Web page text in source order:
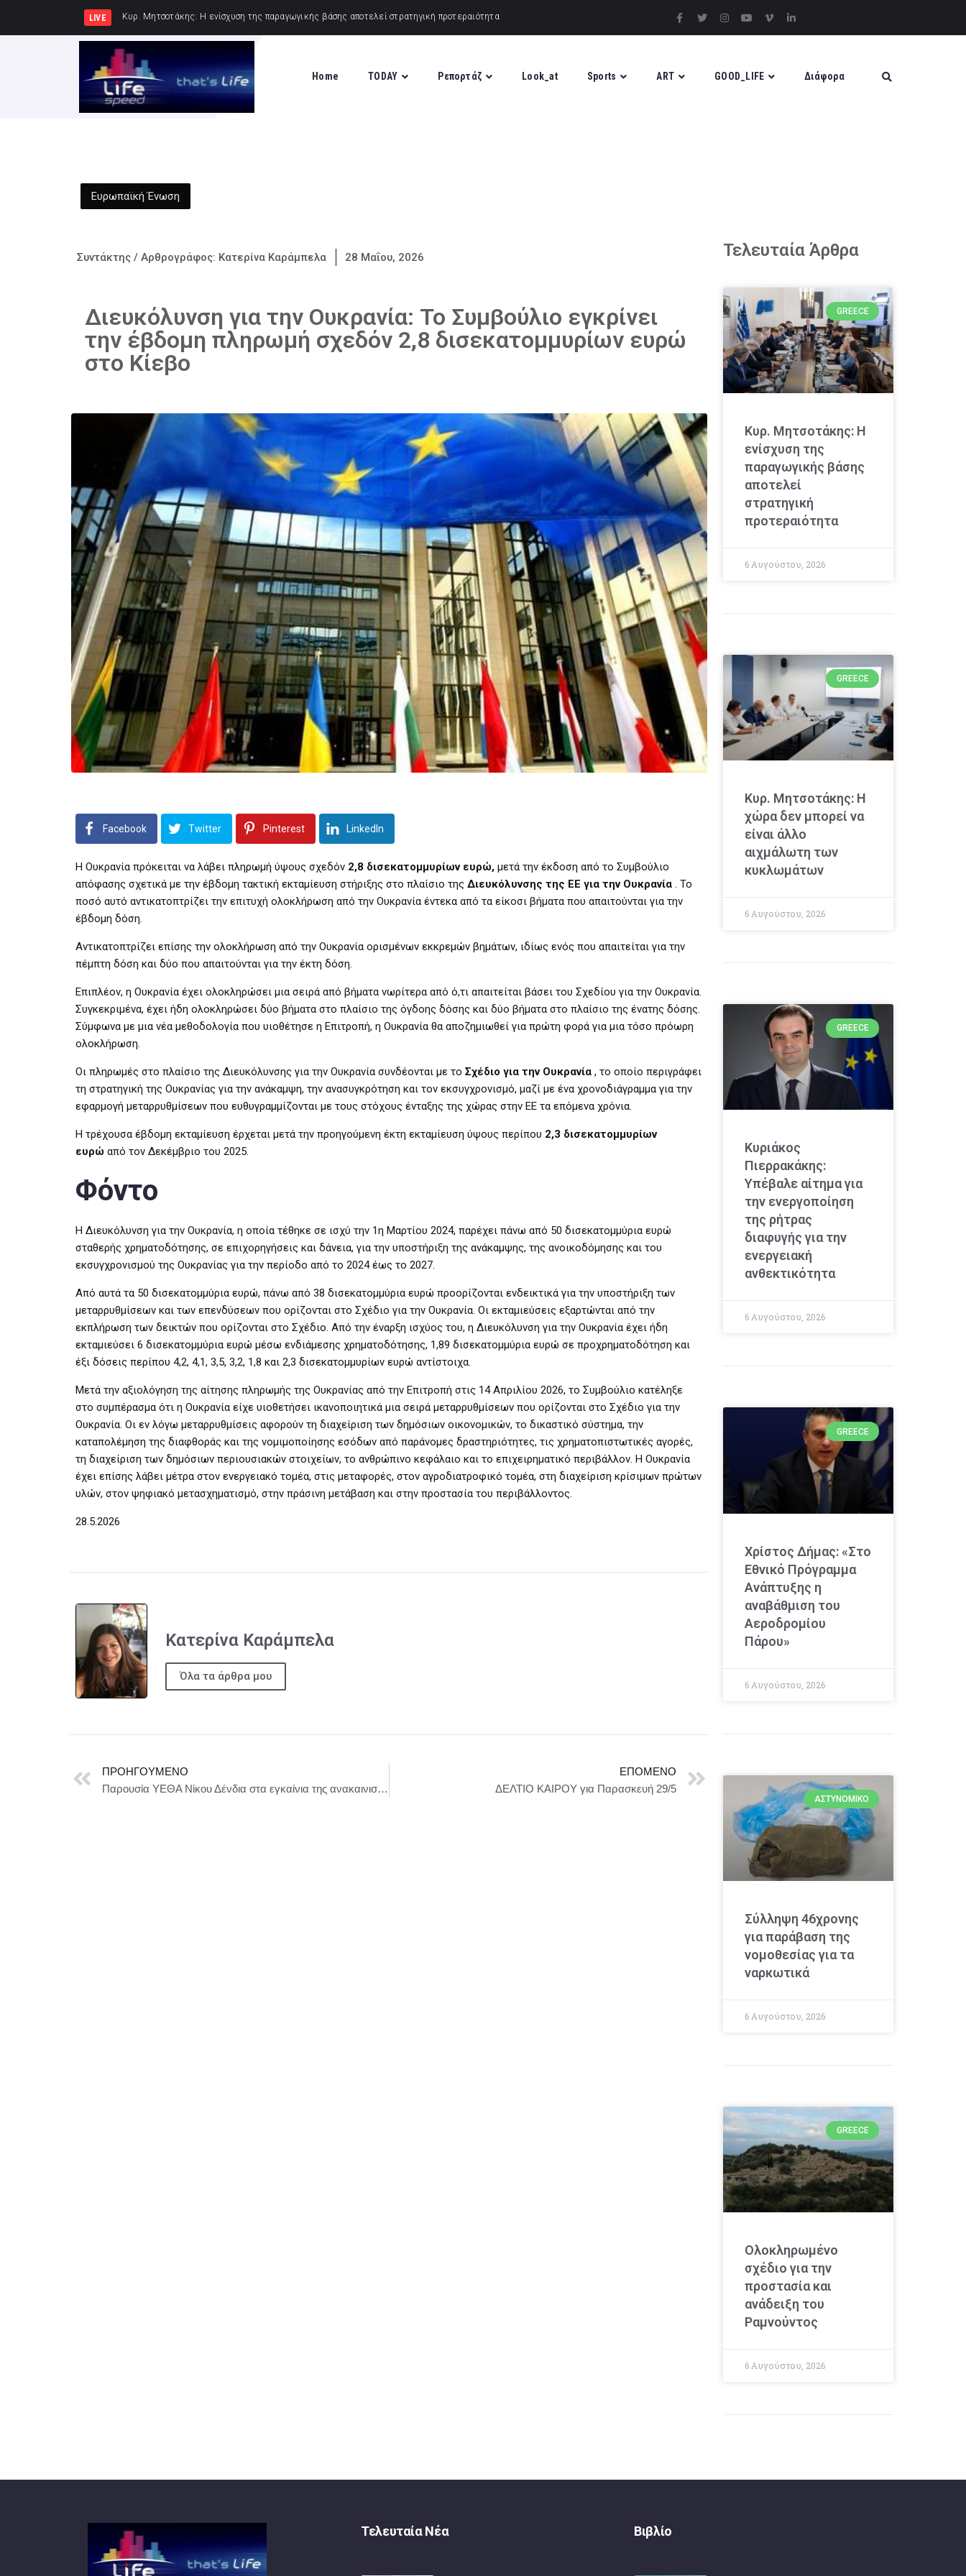
LIVE Κυρ. Μητσοτάκης: Η χώ
Home TODAY Ρεπορτάζ Look_at Sports ART GOOD_LIFE Διάφορα
Ευρωπαϊκή Ένωση
Συντάκτης / Αρθρογράφος: Κατερίνα Καράμπελα 28 Μαΐου, 2026
Διευκόλυνση για την Ουκρανία: Το Συμβούλιο εγκρίνει
την έβδομη πληρωμή σχεδόν 2,8 δισεκατομμυρίων ευρώ
στο Κίεβο
Facebook Twitter Pinterest LinkedIn
Η Ουκρανία πρόκειται να λάβει πληρωμή ύψους σχεδόν 2,8 δισεκατομμυρίων ευρώ, μετά την έκδοση από το Συμβούλιο
απόφασης σχετικά με την έβδομη τακτική εκταμίευση στήριξης στο πλαίσιο της Διευκόλυνσης της ΕΕ για την Ουκρανία . Το
ποσό αυτό αντικατοπτρίζει την επιτυχή ολοκλήρωση από την Ουκρανία έντεκα από τα είκοσι βήματα που απαιτούνται για την
έβδομη δόση.
Αντικατοπτρίζει επίσης την ολοκλήρωση από την Ουκρανία ορισμένων εκκρεμών βημάτων, ιδίως ενός που απαιτείται για την
πέμπτη δόση και δύο που απαιτούνται για την έκτη δόση.
Επιπλέον, η Ουκρανία έχει ολοκληρώσει μια σειρά από βήματα νωρίτερα από ό,τι απαιτείται βάσει του Σχεδίου για την Ουκρανία.
Συγκεκριμένα, έχει ήδη ολοκληρώσει δύο βήματα στο πλαίσιο της όγδοης δόσης και δύο βήματα στο πλαίσιο της ένατης δόσης.
Σύμφωνα με μια νέα μεθοδολογία που υιοθέτησε η Επιτροπή, η Ουκρανία θα αποζημιωθεί για πρώτη φορά για μια τόσο πρόωρη
ολοκλήρωση.
Οι πληρωμές στο πλαίσιο της Διευκόλυνσης για την Ουκρανία συνδέονται με το Σχέδιο για την Ουκρανία , το οποίο περιγράφει
τη στρατηγική της Ουκρανίας για την ανάκαμψη, την ανασυγκρότηση και τον εκσυγχρονισμό, μαζί με ένα χρονοδιάγραμμα για την
εφαρμογή μεταρρυθμίσεων που ευθυγραμμίζονται με τους στόχους ένταξης της χώρας στην ΕΕ τα επόμενα χρόνια.
Η τρέχουσα έβδομη εκταμίευση έρχεται μετά την προηγούμενη έκτη εκταμίευση ύψους περίπου 2,3 δισεκατομμυρίων
ευρώ από τον Δεκέμβριο του 2025.
Φόντο
Η Διευκόλυνση για την Ουκρανία, η οποία τέθηκε σε ισχύ την 1η Μαρτίου 2024, παρέχει πάνω από 50 δισεκατομμύρια ευρώ
σταθερής χρηματοδότησης, σε επιχορηγήσεις και δάνεια, για την υποστήριξη της ανάκαμψης, της ανοικοδόμησης και του
εκσυγχρονισμού της Ουκρανίας για την περίοδο από το 2024 έως το 2027.
Από αυτά τα 50 δισεκατομμύρια ευρώ, πάνω από 38 δισεκατομμύρια ευρώ προορίζονται ενδεικτικά για την υποστήριξη των
μεταρρυθμίσεων και των επενδύσεων που ορίζονται στο Σχέδιο για την Ουκρανία. Οι εκταμιεύσεις εξαρτώνται από την
εκπλήρωση των δεικτών που ορίζονται στο Σχέδιο. Από την έναρξη ισχύος του, η Διευκόλυνση για την Ουκρανία έχει ήδη
εκταμιεύσει 6 δισεκατομμύρια ευρώ μέσω ενδιάμεσης χρηματοδότησης, 1,89 δισεκατομμύρια ευρώ σε προχρηματοδότηση και
έξι δόσεις περίπου 4,2, 4,1, 3,5, 3,2, 1,8 και 2,3 δισεκατομμυρίων ευρώ αντίστοιχα.
Μετά την αξιολόγηση της αίτησης πληρωμής της Ουκρανίας από την Επιτροπή στις 14 Απριλίου 2026, το Συμβούλιο κατέληξε
στο συμπέρασμα ότι η Ουκρανία είχε υιοθετήσει ικανοποιητικά μια σειρά μεταρρυθμίσεων που ορίζονται στο Σχέδιο για την
Ουκρανία. Οι εν λόγω μεταρρυθμίσεις αφορούν τη διαχείριση των δημόσιων οικονομικών, το δικαστικό σύστημα, την
καταπολέμηση της διαφθοράς και της νομιμοποίησης εσόδων από παράνομες δραστηριότητες, τις χρηματοπιστωτικές αγορές,
τη διαχείριση των δημόσιων περιουσιακών στοιχείων, το ανθρώπινο κεφάλαιο και το επιχειρηματικό περιβάλλον. Η Ουκρανία
έχει επίσης λάβει μέτρα στον ενεργειακό τομέα, στις μεταφορές, στον αγροδιατροφικό τομέα, στη διαχείριση κρίσιμων πρώτων
υλών, στον ψηφιακό μετασχηματισμό, στην πράσινη μετάβαση και στην προστασία του περιβάλλοντος.
28.5.2026
Κατερίνα Καράμπελα
Όλα τα άρθρα μου
ΠΡΟΗΓΟΎΜΕΝΟ
Παρουσία ΥΕΘΑ Νίκου Δένδια στα εγκαίνια της ανακαινισμένης Πτέρυγας Βραχείας Νοσηλείας του 4ου ορόφου του ΝΝΑ
ΕΠΌΜΕΝΟ
ΔΕΛΤΙΟ ΚΑΙΡΟΥ για Παρασκευή 29/5
Τελευταία Άρθρα
GREECE
Κυρ. Μητσοτάκης: Η
ενίσχυση της
παραγωγικής βάσης
αποτελεί
στρατηγική
προτεραιότητα
6 Αυγούστου, 2026
GREECE
Κυρ. Μητσοτάκης: Η
χώρα δεν μπορεί να
είναι άλλο
αιχμάλωτη των
κυκλωμάτων
6 Αυγούστου, 2026
GREECE
Κυριάκος
Πιερρακάκης:
Υπέβαλε αίτημα για
την ενεργοποίηση
της ρήτρας
διαφυγής για την
ενεργειακή
ανθεκτικότητα
6 Αυγούστου, 2026
GREECE
Χρίστος Δήμας: «Στο
Εθνικό Πρόγραμμα
Ανάπτυξης η
αναβάθμιση του
Αεροδρομίου
Πάρου»
6 Αυγούστου, 2026
ΑΣΤΥΝΟΜΙΚΌ
Σύλληψη 46χρονης
για παράβαση της
νομοθεσίας για τα
ναρκωτικά
6 Αυγούστου, 2026
GREECE
Ολοκληρωμένο
σχέδιο για την
προστασία και
ανάδειξη του
Ραμνούντος
6 Αυγούστου, 2026
Τελευταία Νέα Βιβλίο